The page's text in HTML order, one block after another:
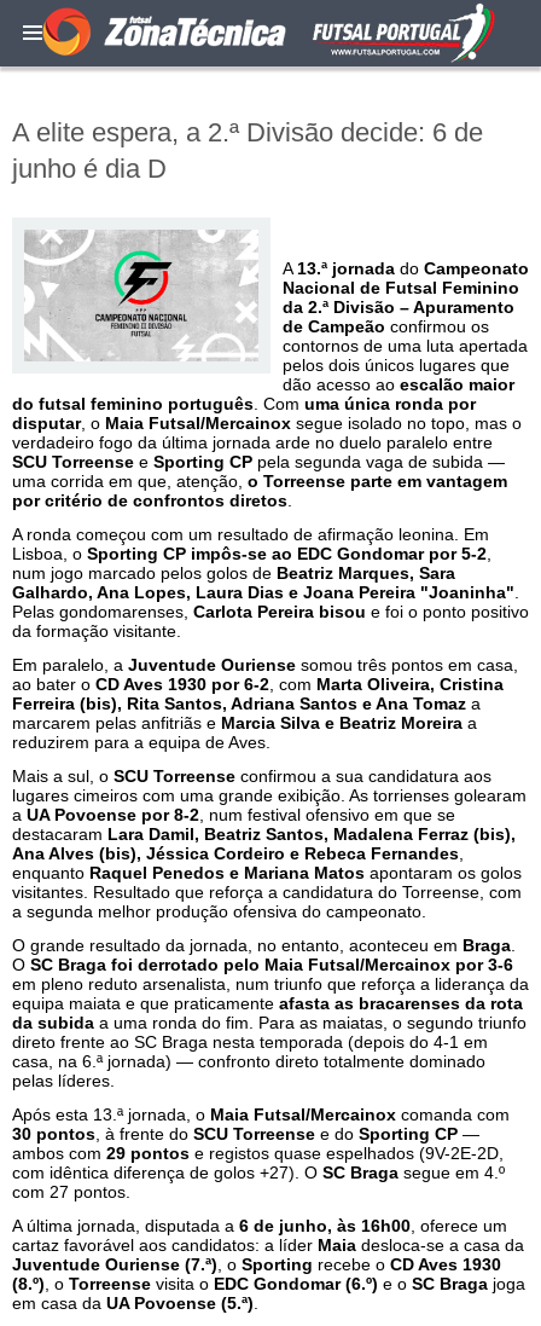
A elite espera, a 2.ª Divisão decide: 6 de
junho é dia D
A 13.ª jornada do Campeonato
Nacional de Futsal Feminino
da 2.ª Divisão – Apuramento
de Campeão confirmou os
contornos de uma luta apertada
pelos dois únicos lugares que
dão acesso ao escalão maior
do futsal feminino português . Com uma única ronda por
disputar, o Maia Futsal/Mercainox segue isolado no topo, mas o
verdadeiro fogo da última jornada arde no duelo paralelo entre
SCU Torreense e Sporting CP pela segunda vaga de subida —
uma corrida em que, atenção, o Torreense parte em vantagem
por critério de confrontos diretos
A ronda começou com um resultado de afirmação leonina. Em
Lisboa, o Sporting CP impôs-se ao EDC Gondomar por 5-2
num jogo marcado pelos golos de Beatriz Marques, Sara
Galhardo, Ana Lopes, Laura Dias e Joana Pereira "Joaninha"
Pelas gondomarenses, Carlota Pereira bisou e foi o ponto positivo
da formação visitante.
Em paralelo, a Juventude Ouriense somou três pontos em casa,
ao bater o CD Aves 1930 por 6-2 , com Marta Oliveira, Cristina
Ferreira (bis), Rita Santos, Adriana Santos e Ana Tomaz a
marcarem pelas anfitriãs e Marcia Silva e Beatriz Moreira a
reduzirem para a equipa de Aves.
Mais a sul, o SCU Torreense confirmou a sua candidatura aos
lugares cimeiros com uma grande exibição. As torrienses golearam
a UA Povoense por 8-2 , num festival ofensivo em que se
destacaram Lara Damil, Beatriz Santos, Madalena Ferraz (bis),
Ana Alves (bis), Jéssica Cordeiro e Rebeca Fernandes
enquanto Raquel Penedos e Mariana Matos apontaram os golos
visitantes. Resultado que reforça a candidatura do Torreense, com
a segunda melhor produção ofensiva do campeonato.
O grande resultado da jornada, no entanto, aconteceu em Braga
O SC Braga foi derrotado pelo Maia Futsal/Mercainox por 3-6
em pleno reduto arsenalista, num triunfo que reforça a liderança da
equipa maiata e que praticamente afasta as bracarenses da rota
da subida a uma ronda do fim. Para as maiatas, o segundo triunfo
direto frente ao SC Braga nesta temporada (depois do 4-1 em
casa, na 6.ª jornada) — confronto direto totalmente dominado
pelas líderes.
Após esta 13.ª jornada, o Maia Futsal/Mercainox comanda com
30 pontos , à frente do SCU Torreense e do Sporting CP —
ambos com 29 pontos e registos quase espelhados (9V-2E-2D,
com idêntica diferença de golos +27). O SC Braga segue em 4.º
com 27 pontos.
A última jornada, disputada a 6 de junho, às 16h00 , oferece um
cartaz favorável aos candidatos: a líder Maia desloca-se a casa da
Juventude Ouriense (7.ª) , o Sporting recebe o CD Aves 1930
(8.º) , o Torreense visita o EDC Gondomar (6.º) e o SC Braga joga
em casa da UA Povoense (5.ª)